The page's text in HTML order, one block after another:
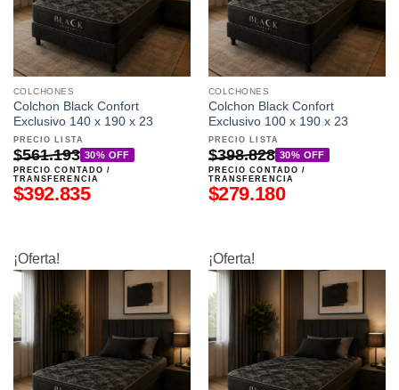
COLCHONES
Colchon Black Confort
Exclusivo 140 x 190 x 23
PRECIO LISTA
$561.193 30% OFF
PRECIO CONTADO /
TRANSFERENCIA
$392.835
COLCHONES
Colchon Black Confort
Exclusivo 100 x 190 x 23
PRECIO LISTA
$398.828 30% OFF
PRECIO CONTADO /
TRANSFERENCIA
$279.180
¡Oferta! ¡Oferta!